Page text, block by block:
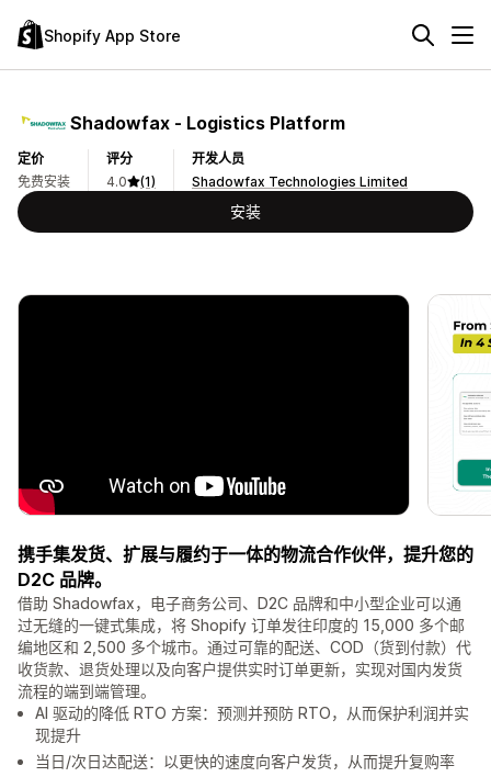
Shopify App Store
Shadowfax ‑ Logistics Platform
定价
免费安装
评分
4.0
(1)
开发人员
Shadowfax Technologies Limited
安装
携手集发货、扩展与履约于一体的物流合作伙伴，提升您的
D2C 品牌。
借助 Shadowfax，电子商务公司、D2C 品牌和中小型企业可以通
过无缝的一键式集成，将 Shopify 订单发往印度的 15,000 多个邮
编地区和 2,500 多个城市。通过可靠的配送、COD（货到付款）代
收货款、退货处理以及向客户提供实时订单更新，实现对国内发货
流程的端到端管理。
AI 驱动的降低 RTO 方案：预测并预防 RTO，从而保护利润并实
现提升
当日/次日达配送：以更快的速度向客户发货，从而提升复购率